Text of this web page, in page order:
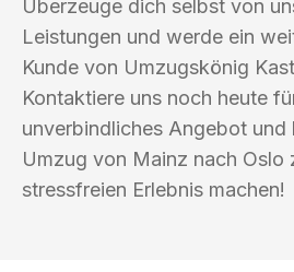
Überzeuge dich selbst von
Leistungen und werde ein
Kunde von Umzugskönig
Kontaktiere uns noch heute
unverbindliches Angebot und
Umzug von Mainz nach Oslo
stressfreien Erlebnis machen!